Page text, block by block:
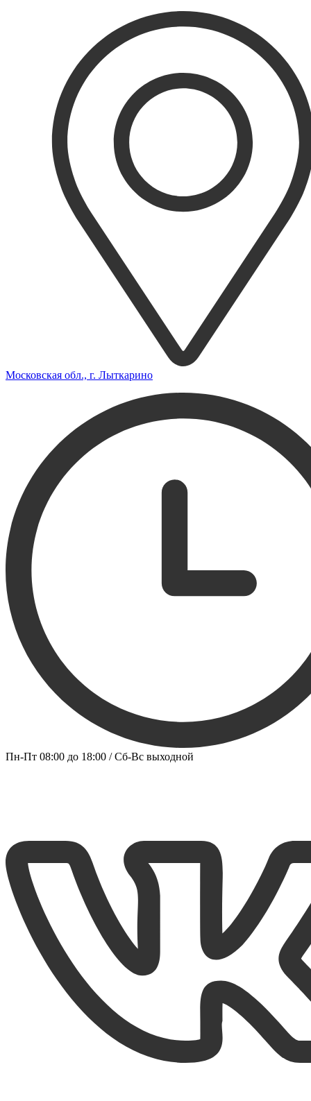
Московская обл., г. Лыткарино
Пн-Пт 08:00 до 18:00 / Сб-Вс выходной